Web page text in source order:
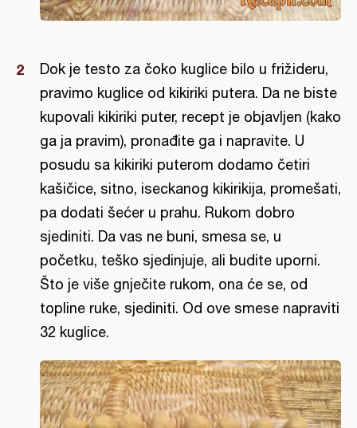
Dok je testo za čoko kuglice bilo u frižideru,
pravimo kuglice od kikiriki putera. Da ne biste
kupovali kikiriki puter, recept je objavljen (kako
ga ja pravim), pronađite ga i napravite. U
posudu sa kikiriki puterom dodamo četiri
kašičice, sitno, iseckanog kikirikija, promešati,
pa dodati šećer u prahu. Rukom dobro
sjediniti. Da vas ne buni, smesa se, u
početku, teško sjedinjuje, ali budite uporni.
Što je više gnječite rukom, ona će se, od
topline ruke, sjediniti. Od ove smese napraviti
32 kuglice.